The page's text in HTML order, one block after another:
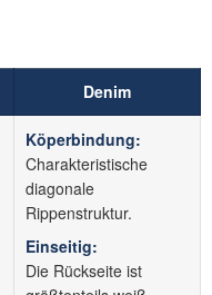
Denim
Köperbindung:
Charakteristische
diagonale
Rippenstruktur.
Einseitig:
Die Rückseite ist